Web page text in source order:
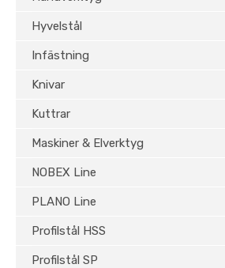
Hyvelstål
Infästning
Knivar
Kuttrar
Maskiner & Elverktyg
NOBEX Line
PLANO Line
Profilstål HSS
Profilstål SP